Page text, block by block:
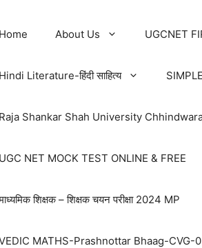
Home About Us UGCNET
Hindi Literature-हिंदी साहित्य
Raja Shankar Shah University
UGC NET MOCK TEST ONLINE & FREE
शिक्षक – शिक्षक चयन परीक्षा 2024 MP
MATHS-Prashnottar Bhaag-CVG-